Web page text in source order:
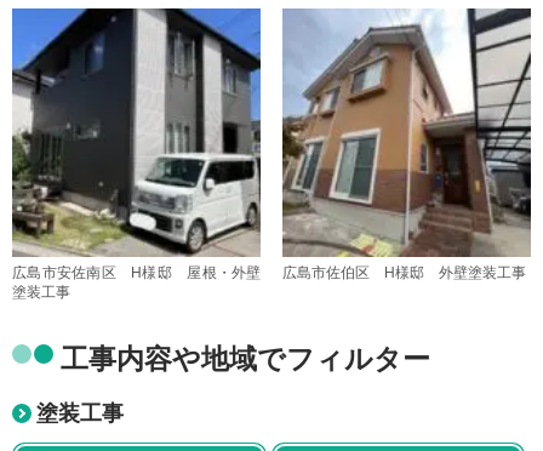
広島市安佐南区 H様邸 屋根・外壁
塗装工事
広島市佐伯区 H様邸 外壁塗装工事
工事内容や地域でフィルター
塗装工事